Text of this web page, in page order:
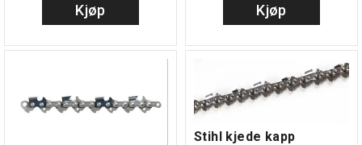
Kjøp Kjøp
Stihl kjede kapp